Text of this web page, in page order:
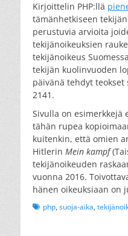
Kirjoittelin PHP:llä
tämänhetkiseen
perustuvia arvioita
tekijänoikeuksien
tekijänoikeus
tekijän kuolinvuoden
päivänä tehdyt
2141.
Sivulla on esimerkkejä
tähän rupea
kuitenkin, että omien
Hitlerin Mein kampf
tekijänoikeuden
vuonna 2016.
hänen oikeuksiaan on
Tagsphp, suoja-aika,